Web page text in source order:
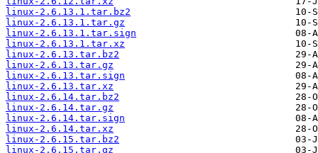
linux-2.6.13.1.tar.bz2
linux-2.6.13.1.tar.gz
linux-2.6.13.1.tar.sign
linux-2.6.13.1.tar.xz
linux-2.6.13.tar.bz2
linux-2.6.13.tar.gz
linux-2.6.13.tar.sign
linux-2.6.13.tar.xz
linux-2.6.14.tar.bz2
linux-2.6.14.tar.gz
linux-2.6.14.tar.sign
linux-2.6.14.tar.xz
linux-2.6.15.tar.bz2
linux-2.6.15.tar.gz